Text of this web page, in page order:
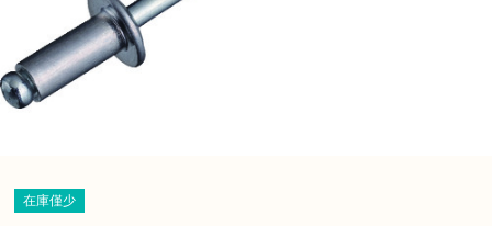
在庫僅少